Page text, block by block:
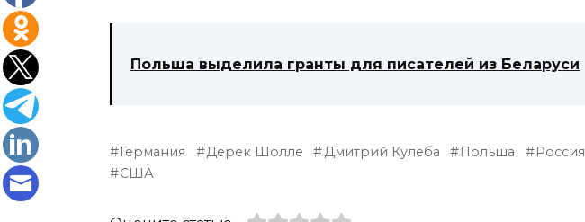
Польша выделила гранты для писателей из Беларуси
Германия Дерек Шолле Дмитрий Кулеба Польша Россия
США